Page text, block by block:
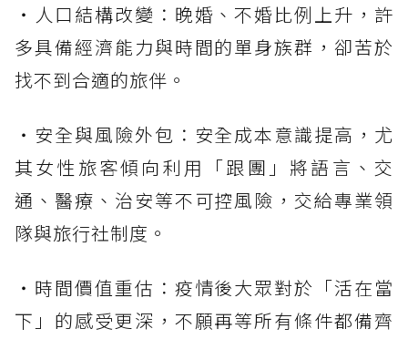
・人口結構改變：晚婚、不婚比例上升，許
多具備經濟能力與時間的單身族群，卻苦於
找不到合適的旅伴。
・安全與風險外包：安全成本意識提高，尤
其女性旅客傾向利用「跟團」將語言、交
通、醫療、治安等不可控風險，交給專業領
隊與旅行社制度。
・時間價值重估：疫情後大眾對於「活在當
下」的感受更深，不願再等所有條件都備齊